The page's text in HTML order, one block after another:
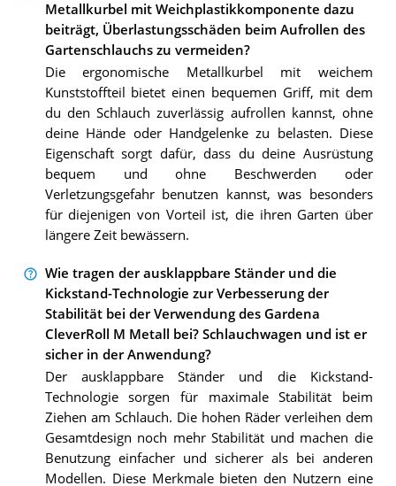
Metallkurbel mit Weichplastikkomponente dazu
beiträgt, Überlastungsschäden beim Aufrollen des
Gartenschlauchs zu vermeiden?
Die ergonomische Metallkurbel mit weichem
Kunststoffteil bietet einen bequemen Griff, mit dem
du den Schlauch zuverlässig aufrollen kannst, ohne
deine Hände oder Handgelenke zu belasten. Diese
Eigenschaft sorgt dafür, dass du deine Ausrüstung
bequem und ohne Beschwerden oder
Verletzungsgefahr benutzen kannst, was besonders
für diejenigen von Vorteil ist, die ihren Garten über
längere Zeit bewässern.
Wie tragen der ausklappbare Ständer und die
Kickstand-Technologie zur Verbesserung der
Stabilität bei der Verwendung des Gardena
CleverRoll M Metall bei? Schlauchwagen und ist er
sicher in der Anwendung?
Der ausklappbare Ständer und die Kickstand-
Technologie sorgen für maximale Stabilität beim
Ziehen am Schlauch. Die hohen Räder verleihen dem
Gesamtdesign noch mehr Stabilität und machen die
Benutzung einfacher und sicherer als bei anderen
Modellen. Diese Merkmale bieten den Nutzern eine